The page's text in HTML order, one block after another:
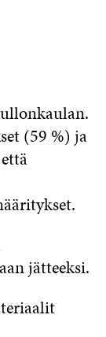
(59 %) ja
jätteeksi.